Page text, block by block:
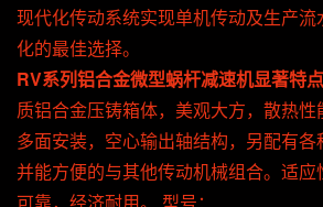
现代化传动系统实现单机传动及生产
化的最佳选择。
RV系列铝合金微型蜗杆减速机显著特
质铝合金压铸箱体，美观大方，散热性
多面安装，空心输出轴结构，另配有各
并能方便的与其他传动机械组合。适
可靠，经济耐用。
型号：